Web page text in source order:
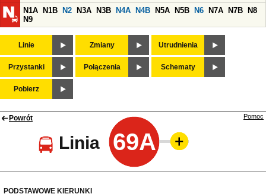
N1A
N1B N2 N3A N3B N4A N4B N5A N5B N6 N7A N7B
N8
N9
Linie Zmiany Utrudnienia
Przystanki Połączenia Schematy
Pobierz
Powrót
Linia 69A
Pomoc
PODSTAWOWE KIERUNKI